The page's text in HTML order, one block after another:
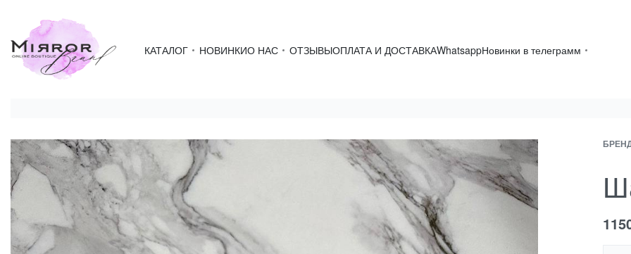
КАТАЛОГ НОВИНКИО НАС ОТЗЫВЫОПЛАТА И ДОСТАВКАWhatsappНовинки в телеграмм